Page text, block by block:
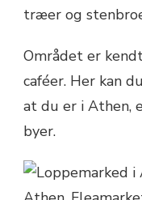
træer og
Området er
caféer. Her kan
at du er i Athen,
byer.